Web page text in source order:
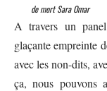
de mort Sara Omar
A travers un
glaçante empreinte
avec les non-dits,
ça, nous pouvons